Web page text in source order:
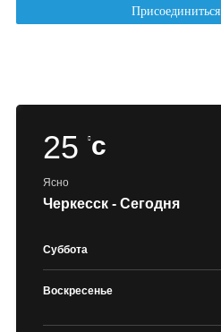
25 c
Ясно
Черкесск - Сегодня
Суббота
Воскресенье